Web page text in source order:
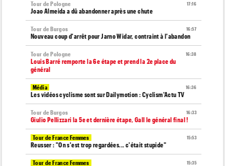
17:16
Tour de Pologne
Joao Almeida a dû abandonner après une chute
16:57
Tour de Burgos
Nouveau coup d'arrêt pour Jarno Widar, contraint à l'abandon
16:38
Tour de Pologne
Louis Barré remporte la 6e étape et prend la 2e place du
général
16:36
Média
Les vidéos cyclisme sont sur Dailymotion : Cyclism'Actu TV
16:33
Tour de Burgos
Giulio Pellizzari la 5e et dernière étape, Gall le général final !
15:53
Tour de France Femmes
Reusser : "On s'est trop regardées... c'était stupide"
15:35
Tour de France Femmes